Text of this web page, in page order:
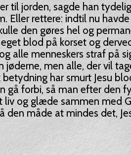
til jorden, sagde han
Eller rettere: indtil nu
den gøres hel og
eget blod på korset og
alle menneskers straf på
jøderne, men alle, der vil
har smurt Jesu
gå forbi, så man efter den
liv og glæde sammen med
den måde at mindes det,